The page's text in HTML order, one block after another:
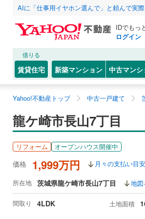
AIに「仕事用イヤホン選んで」と頼んで実
IDでもっ
ログイン
借りる
賃貸住宅 新築マンション 中古マンシ
Yahoo!不動産トップ 中古一戸建て
龍ケ崎市長山7丁目
リフォーム オープンハウス開催中
価格 1,999万円 月々の支払い目
所在地 茨城県龍ケ崎市長山7丁目 地
間取り 4LDK 土地面積